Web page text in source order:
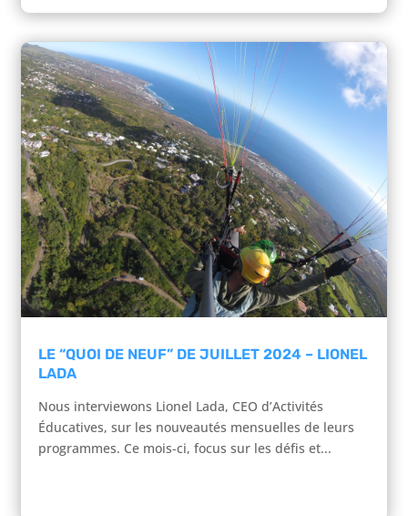
LE “QUOI DE NEUF” DE JUILLET 2024 – LIONEL
LADA
Nous interviewons Lionel Lada, CEO d’Activités
Éducatives, sur les nouveautés mensuelles de leurs
programmes. Ce mois-ci, focus sur les défis et...